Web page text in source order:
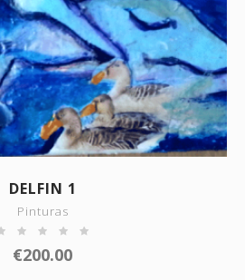
SHOW DETAILS
DELFIN 1
Pinturas
€200.00